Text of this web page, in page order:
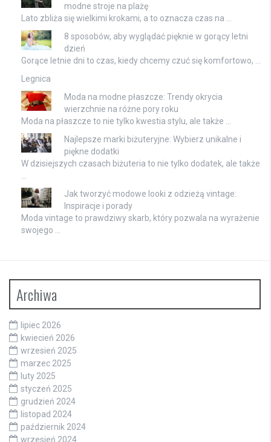
modne stroje na plażę
Lato zbliża się wielkimi krokami, a to oznacza czas na …
8 sposobów, aby wyglądać pięknie w gorący letni
dzień
Gorące letnie dni to czas, kiedy chcemy czuć się komfortowo, …
Legnica
Moda na modne płaszcze: Trendy okrycia
wierzchnie na różne pory roku
Moda na płaszcze to nie tylko kwestia stylu, ale także …
Najlepsze marki biżuteryjne: Wybierz unikalne i
piękne dodatki
W dzisiejszych czasach biżuteria to nie tylko dodatek, ale także
Jak tworzyć modowe looki z odzieżą vintage:
Inspiracje i porady
Moda vintage to prawdziwy skarb, który pozwala na wyrażenie
swojego …
Archiwa
lipiec 2026
kwiecień 2026
wrzesień 2025
marzec 2025
luty 2025
styczeń 2025
grudzień 2024
listopad 2024
październik 2024
wrzesień 2024